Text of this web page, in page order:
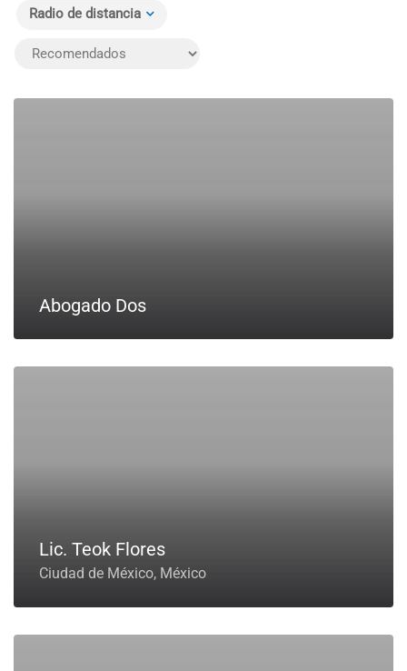
Radio de distancia
Abogado Dos
Lic. Teok Flores
Ciudad de México, México